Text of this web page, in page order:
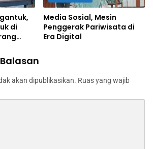
di
Media Sosial, Mesin
Penggerak Pariwisata di
Era Digital
akan dipublikasikan. Ruas yang wajib